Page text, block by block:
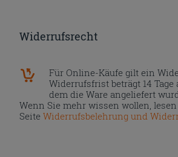
Widerrufsrecht
Für Online-Käufe gilt ein
Widerrufsfrist beträgt 14 Tage
dem die Ware angeliefert
Wenn Sie mehr wissen wollen,
SeiteWiderrufsbelehrung und